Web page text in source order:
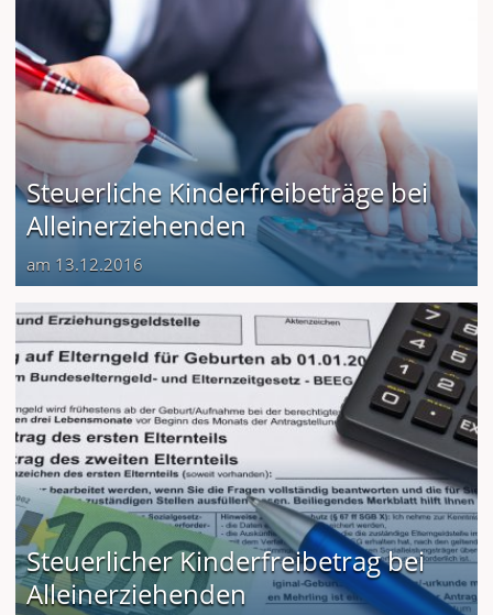
Steuerliche Kinderfreibeträge bei
Alleinerziehenden
am 13.12.2016
Steuerlicher Kinderfreibetrag bei
Alleinerziehenden